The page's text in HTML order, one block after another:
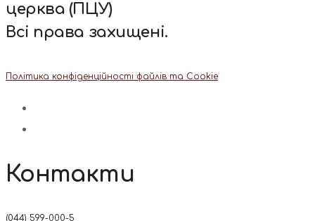
церква (ПЦУ)
Всі права захищені.
Політика конфіденційності файлів та Cookie
Контакти
(044) 599-000-5